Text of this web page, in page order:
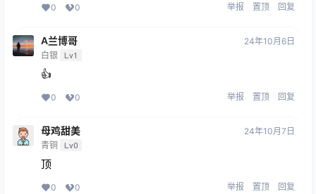
0 0 举报 置顶 回复
A兰博哥
白银 Lv1
24年10月6日
👍
0 0 举报 置顶 回复
母鸡甜美
青铜 Lv0
24年10月7日
顶
0 0 举报 置顶 回复